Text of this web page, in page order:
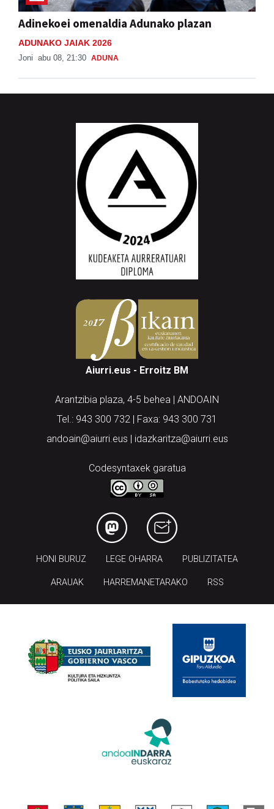
Adinekoei omenaldia Adunako plazan
ADUNAKO JAIAK 2026
Joni abu 08, 21:30 ADUNA
Aiurri.eus - Erroitz BM
Arantzibia plaza, 4-5 behea | ANDOAIN
Tel.: 943 300 732 | Faxa: 943 300 731
andoain@aiurri.eus | idazkaritza@aiurri.eus
Codesyntaxek garatua
HONI BURUZ LEGE OHARRA PUBLIZITATEA
ARAUAK HARREMANETARAKO RSS